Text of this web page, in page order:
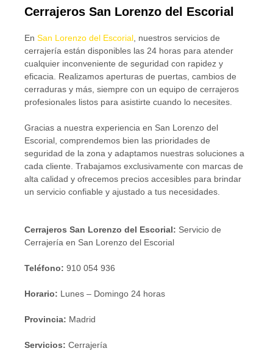
Cerrajeros San Lorenzo del Escorial
En San Lorenzo del Escorial, nuestros servicios de
cerrajería están disponibles las 24 horas para atender
cualquier inconveniente de seguridad con rapidez y
eficacia. Realizamos aperturas de puertas, cambios de
cerraduras y más, siempre con un equipo de cerrajeros
profesionales listos para asistirte cuando lo necesites.
Gracias a nuestra experiencia en San Lorenzo del
Escorial, comprendemos bien las prioridades de
seguridad de la zona y adaptamos nuestras soluciones a
cada cliente. Trabajamos exclusivamente con marcas de
alta calidad y ofrecemos precios accesibles para brindar
un servicio confiable y ajustado a tus necesidades.
Cerrajeros San Lorenzo del Escorial: Servicio de
Cerrajería en San Lorenzo del Escorial
Teléfono: 910 054 936
Horario: Lunes – Domingo 24 horas
Provincia: Madrid
Servicios: Cerrajería